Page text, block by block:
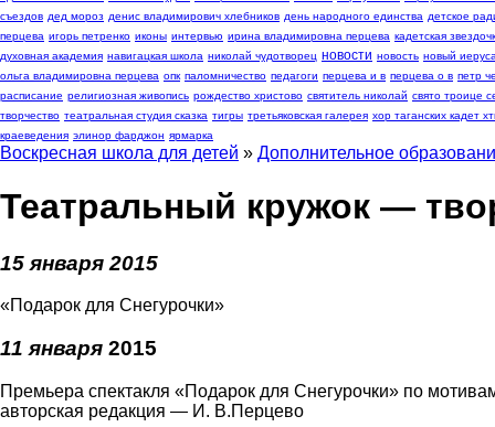
съездов дед мороз денис владимирович хлебников день народного единства детское
перцева игорь петренко иконы интервью ирина владимировна перцева кадетская
духовная академия навигацкая школа николай чудотворец новости новость новый
ольга владимировна перцева опк паломничество педагоги перцева и в перцева о в петр
расписание религиозная живопись рождество христово святитель николай свято троице
творчество театральная студия сказка тигры третьяковская галерея хор таганских кадет
краеведения элинор фарджон ярмарка
Воскресная школа для детей » Дополнительное
Театральный кружок —
15 января 2015
«Подарок для Снегурочки»
11 января 2015
Премьера спектакля «Подарок для Снегурочки» по
авторская редакция — И. В.Перцево